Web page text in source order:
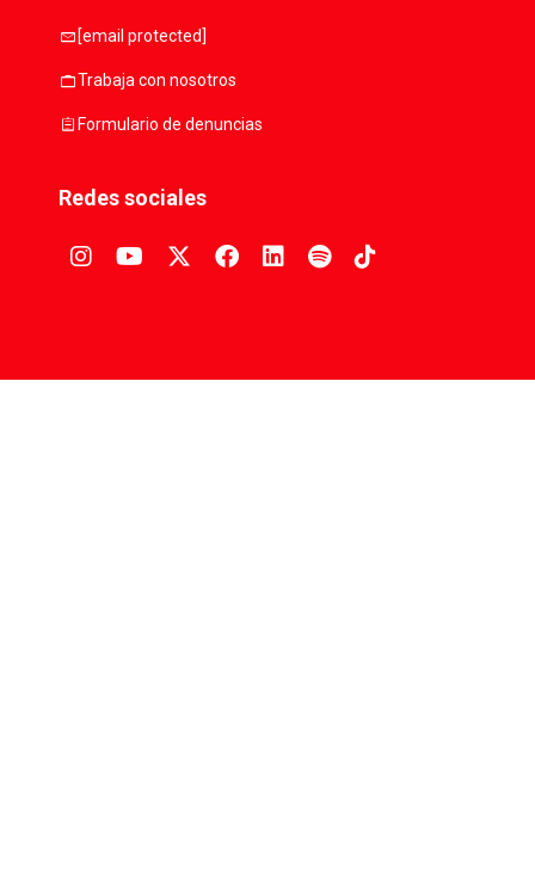
mail [email protected]
workTrabaja con nosotros
assignmentFormulario de denuncias
Redes sociales